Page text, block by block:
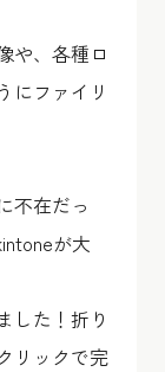
や、各種ロ
にファイリ
不在だっ
が大
した！折り
リックで完